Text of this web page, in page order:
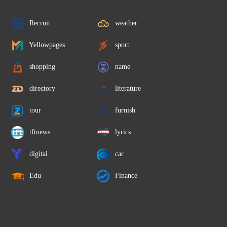
Recruit weather
Yellowpages sport
shopping name
directory literature
tour furnish
tftnews lyrics
digital car
Edu Finance